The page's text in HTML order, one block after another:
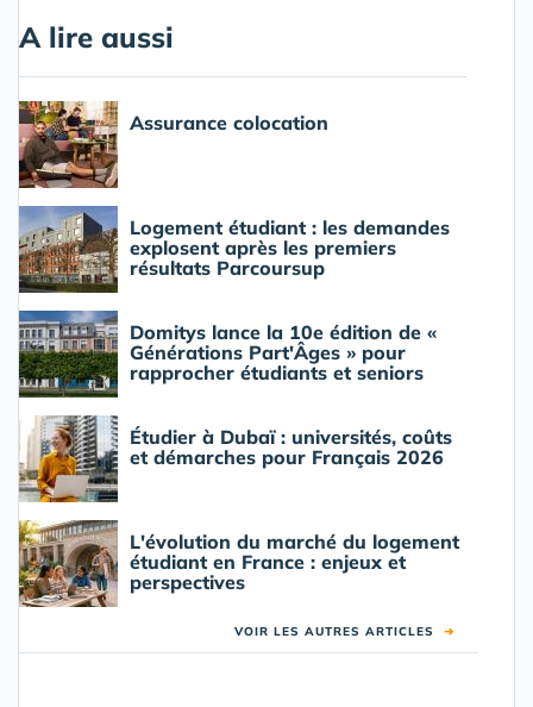
A lire aussi
Assurance colocation
Logement étudiant : les demandes
explosent après les premiers
résultats Parcoursup
Domitys lance la 10e édition de «
Générations Part'Âges » pour
rapprocher étudiants et seniors
Étudier à Dubaï : universités, coûts
et démarches pour Français 2026
L'évolution du marché du logement
étudiant en France : enjeux et
perspectives
VOIR LES AUTRES ARTICLES ➜